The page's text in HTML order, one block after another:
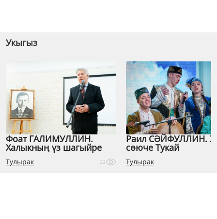
Укыгыз
Фоат ГАЛИМУЛЛИН.
Халыкның үз шагыйре
Тулырак 23
Раил СӘЙФУЛЛИН.
сөюче Тукай
Тулырак